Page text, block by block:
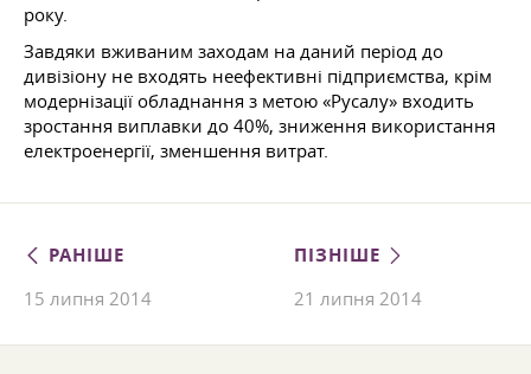
року.
Завдяки вживаним заходам на даний період до
дивізіону не входять неефективні підприємства, крім
модернізації обладнання з метою «Русалу» входить
зростання виплавки до 40%, зниження використання
електроенергії, зменшення витрат.
РАНІШЕ
15 липня 2014
ПІЗНІШЕ
21 липня 2014